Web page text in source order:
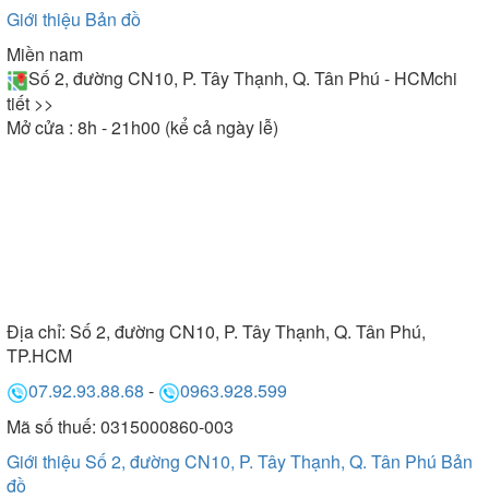
Giới thiệu Bản đồ
Miền nam
Số 2, đường CN10, P. Tây Thạnh, Q. Tân Phú - HCMchi
tiết >>
Mở cửa : 8h - 21h00 (kể cả ngày lễ)
Địa chỉ: Số 2, đường CN10, P. Tây Thạnh, Q. Tân Phú,
TP.HCM
07.92.93.88.68 -
0963.928.599
Mã số thuế: 0315000860-003
Giới thiệu Số 2, đường CN10, P. Tây Thạnh, Q. Tân Phú Bản
đồ